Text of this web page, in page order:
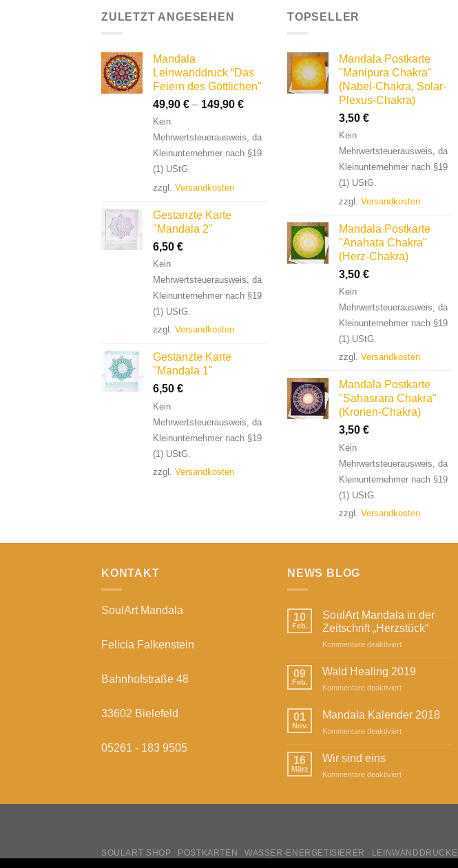
ZULETZT ANGESEHEN
Mandala
Leinwanddruck “Das
Feiern des Göttlichen"
49,90 € – 149,90 €
Kein
Mehrwertsteuerausweis, da
Kleinunternehmer nach §19
(1) UStG.
zzgl. Versandkosten
Gestanzte Karte
"Mandala 2"
6,50 €
Kein
Mehrwertsteuerausweis, da
Kleinunternehmer nach §19
(1) UStG.
zzgl. Versandkosten
Gestanzte Karte
"Mandala 1"
6,50 €
Kein
Mehrwertsteuerausweis, da
Kleinunternehmer nach §19
(1) UStG.
zzgl. Versandkosten
TOPSELLER
Mandala Postkarte
"Manipura Chakra"
(Nabel-Chakra, Solar-
Plexus-Chakra)
3,50 €
Kein
Mehrwertsteuerausweis, da
Kleinunternehmer nach §19
(1) UStG.
zzgl. Versandkosten
Mandala Postkarte
"Anahata Chakra"
(Herz-Chakra)
3,50 €
Kein
Mehrwertsteuerausweis, da
Kleinunternehmer nach §19
(1) UStG.
zzgl. Versandkosten
Mandala Postkarte
"Sahasrara Chakra"
(Kronen-Chakra)
3,50 €
Kein
Mehrwertsteuerausweis, da
Kleinunternehmer nach §19
(1) UStG.
zzgl. Versandkosten
KONTAKT
SoulArt Mandala
Felicia Falkenstein
Bahnhofstraße 48
33602 Bielefeld
05261 - 183 9505
NEWS BLOG
10
Feb.
SoulArt Mandala in der
Zeitschrift „Herzstück“
Kommentare deaktiviertfür
Mandala
der
„Herzstück“
09
Feb.
Wald Healing 2019
Kommentare deaktiviertfür
Healing
01
Nov.
Mandala Kalender 2018
Kommentare deaktiviertfür
16
März
Wir sind eins
Kommentare deaktiviertfür
SOULART SHOP POSTKARTEN WASSER-ENERGETISIERER LEINWANDDRUCKE